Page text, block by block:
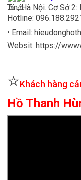
Tín, Hà Nội. Cơ Sở 2:
Hotline:
• Email:
Websit: https://
⭐Khách hàng
Hồ Thanh